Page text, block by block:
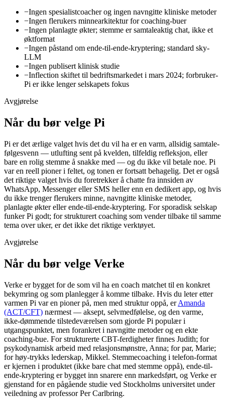
−Ingen spesialistcoacher og ingen navngitte kliniske metoder
−Ingen flerukers minnearkitektur for coaching-buer
−Ingen planlagte økter; stemme er samtaleaktig chat, ikke et
øktformat
−Ingen påstand om ende-til-ende-kryptering; standard sky-
LLM
−Ingen publisert klinisk studie
−Inflection skiftet til bedriftsmarkedet i mars 2024; forbruker-
Pi er ikke lenger selskapets fokus
Avgjørelse
Når du bør velge Pi
Pi er det ærlige valget hvis det du vil ha er en varm, allsidig samtale-
følgesvenn — utlufting sent på kvelden, tilfeldig refleksjon, eller
bare en rolig stemme å snakke med — og du ikke vil betale noe. Pi
var en reell pioner i feltet, og tonen er fortsatt behagelig. Det er også
det riktige valget hvis du foretrekker å chatte fra innsiden av
WhatsApp, Messenger eller SMS heller enn en dedikert app, og hvis
du ikke trenger flerukers minne, navngitte kliniske metoder,
planlagte økter eller ende-til-ende-kryptering. For sporadisk selskap
funker Pi godt; for strukturert coaching som vender tilbake til samme
tema over uker, er det ikke det riktige verktøyet.
Avgjørelse
Når du bør velge Verke
Verke er bygget for de som vil ha en coach matchet til en konkret
bekymring og som planlegger å komme tilbake. Hvis du leter etter
varmen Pi var en pioner på, men med struktur oppå, erAmanda
(ACT/CFT) nærmest — aksept, selvmedfølelse, og den varme,
ikke-dømmende tilstedeværelsen som gjorde Pi populær i
utgangspunktet, men forankret i navngitte metoder og en ekte
coaching-bue. For strukturerte CBT-ferdigheter finnes Judith; for
psykodynamisk arbeid med relasjonsmønstre, Anna; for par, Marie;
for høy-trykks lederskap, Mikkel. Stemmecoaching i telefon-format
er kjernen i produktet (ikke bare chat med stemme oppå), ende-til-
ende-kryptering er bygget inn snarere enn markedsført, og Verke er
gjenstand for en pågående studie ved Stockholms universitet under
veiledning av professor Per Carlbring.